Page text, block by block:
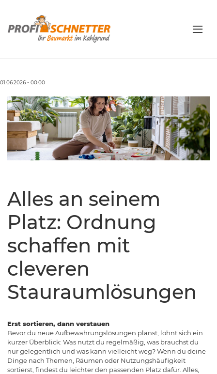
01.06.2026 - 00:00
Alles an seinem
Platz: Ordnung
schaffen mit
cleveren
Stauraumlösungen
Erst sortieren, dann verstauen
Bevor du neue Aufbewahrungslösungen planst, lohnt sich ein
kurzer Überblick: Was nutzt du regelmäßig, was brauchst du
nur gelegentlich und was kann vielleicht weg? Wenn du deine
Dinge nach Themen, Räumen oder Nutzungshäufigkeit
sortierst, findest du leichter den passenden Platz dafür. Alles,